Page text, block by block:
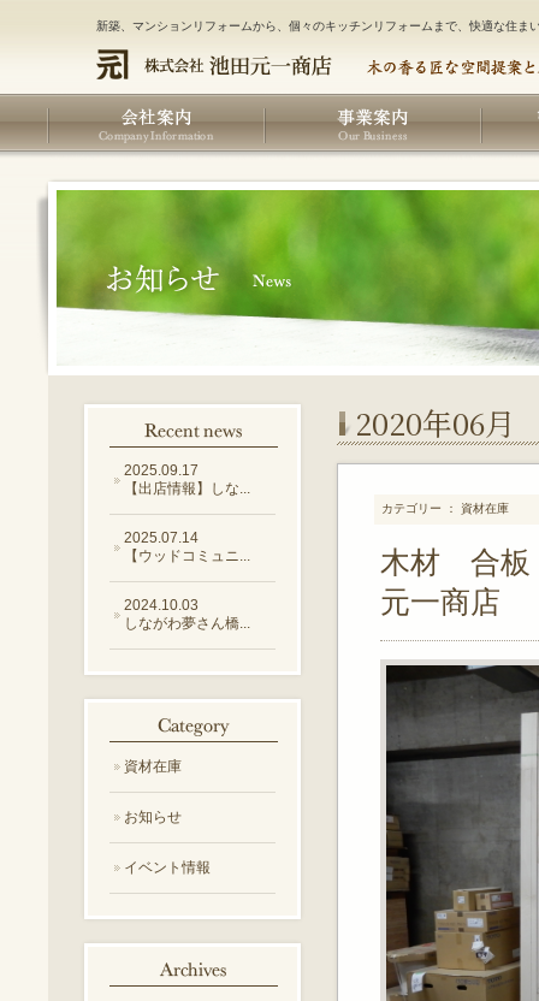
新築、マンションリフォームから、個々のキッチンリフォームまで、快適な住ま
2025.09.17
【出店情報】しな...
2025.07.14
【ウッドコミュニ...
2024.10.03
しながわ夢さん橋...
資材在庫
お知らせ
イベント情報
2020年06月
カテゴリー ： 資材在庫
木材 合
元一商店